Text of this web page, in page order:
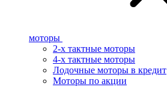
моторы
2-х тактные моторы
4-х тактные моторы
Лодочные моторы в кредит
Моторы по акции